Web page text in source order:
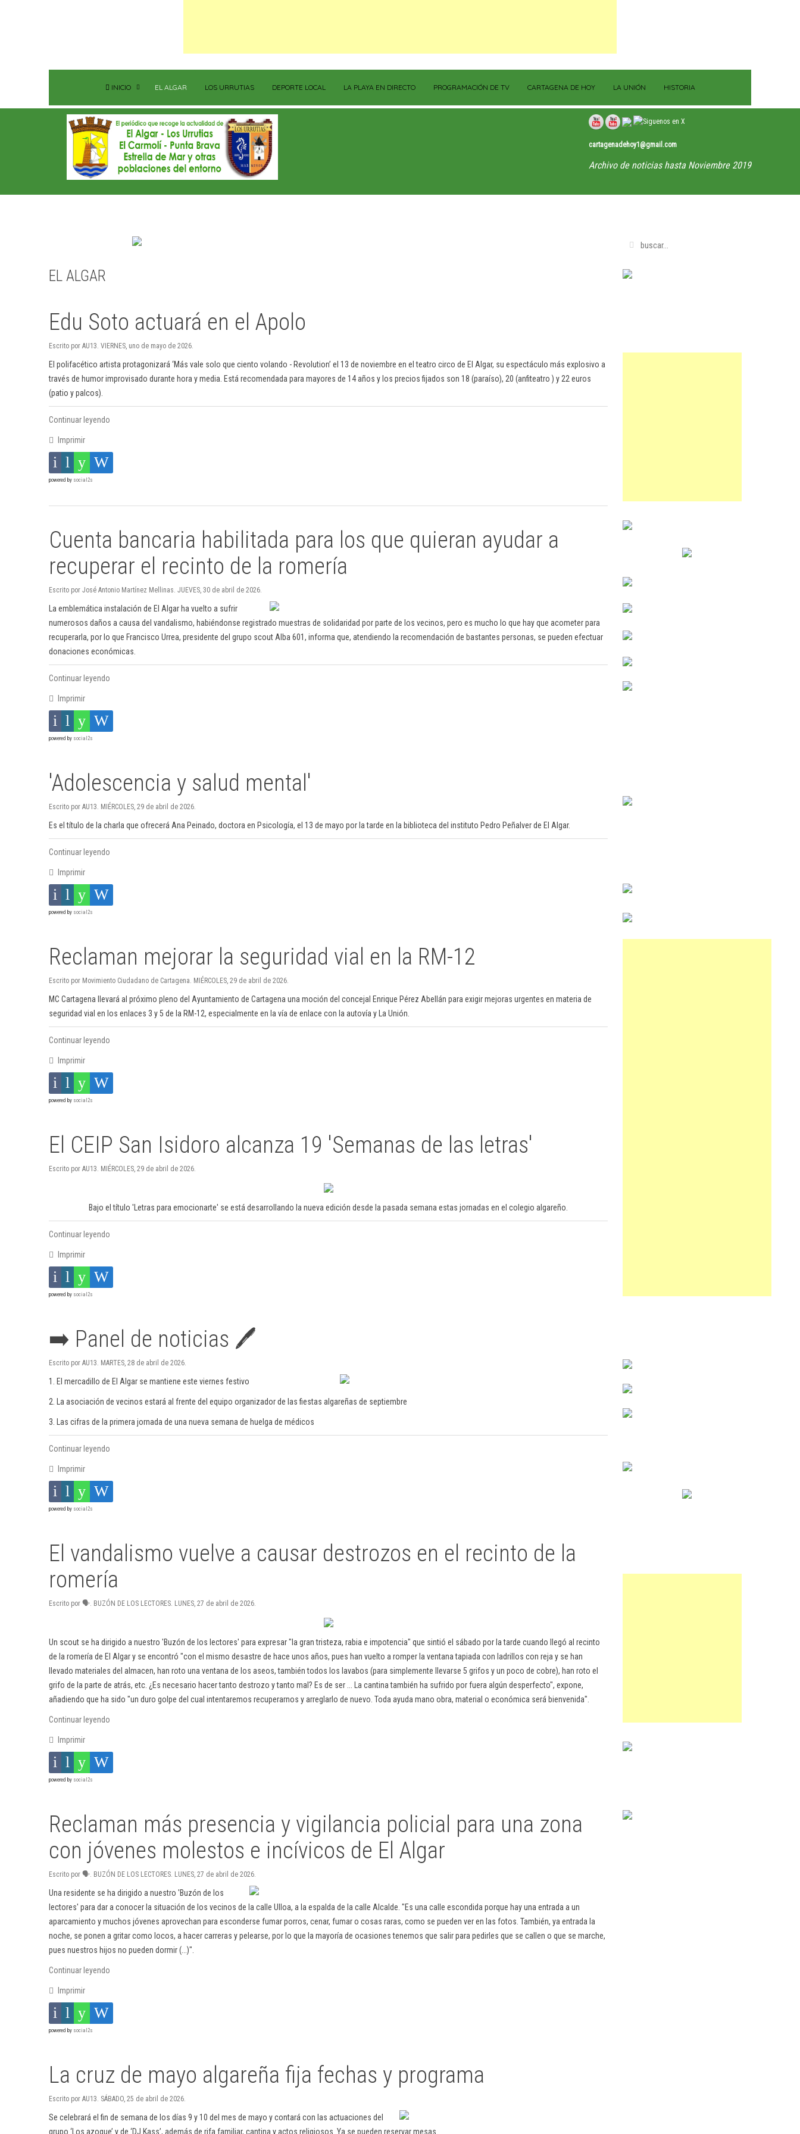
INICIO EL ALGAR LOS URRUTIAS DEPORTE LOCAL LA PLAYA EN DIRECTO PROGRAMACIÓN DE TV CARTAGENA DE HOY LA UNIÓN HISTORIA
cartagenadehoy1@gmail.com
Archivo de noticias hasta Noviembre 2019
EL ALGAR
Edu Soto actuará en el Apolo
Escrito por AU13. VIERNES, uno de mayo de 2026.
El polifacético artista protagonizará ‘Más vale solo que ciento volando - Revolution’ el 13 de noviembre en el teatro circo de El Algar, su espectáculo más explosivo a
través de humor improvisado durante hora y media. Está recomendada para mayores de 14 años y los precios fijados son 18 (paraíso), 20 (anfiteatro ) y 22 euros
(patio y palcos).
Continuar leyendo
Imprimir
powered by social2s
Cuenta bancaria habilitada para los que quieran ayudar a
recuperar el recinto de la romería
Escrito por José Antonio Martínez Mellinas. JUEVES, 30 de abril de 2026.
La emblemática instalación de El Algar ha vuelto a sufrir
numerosos daños a causa del vandalismo, habiéndonse registrado muestras de solidaridad por parte de los vecinos, pero es mucho lo que hay que acometer para
recuperarla, por lo que Francisco Urrea, presidente del grupo scout Alba 601, informa que, atendiendo la recomendación de bastantes personas, se pueden efectuar
donaciones económicas.
Continuar leyendo
Imprimir
powered by social2s
'Adolescencia y salud mental'
Escrito por AU13. MIÉRCOLES, 29 de abril de 2026.
Es el título de la charla que ofrecerá Ana Peinado, doctora en Psicología, el 13 de mayo por la tarde en la biblioteca del instituto Pedro Peñalver de El Algar.
Continuar leyendo
Imprimir
powered by social2s
Reclaman mejorar la seguridad vial en la RM-12
Escrito por Movimiento Ciudadano de Cartagena. MIÉRCOLES, 29 de abril de 2026.
MC Cartagena llevará al próximo pleno del Ayuntamiento de Cartagena una moción del concejal Enrique Pérez Abellán para exigir mejoras urgentes en materia de
seguridad vial en los enlaces 3 y 5 de la RM-12, especialmente en la vía de enlace con la autovía y La Unión.
Continuar leyendo
Imprimir
powered by social2s
El CEIP San Isidoro alcanza 19 'Semanas de las letras'
Escrito por AU13. MIÉRCOLES, 29 de abril de 2026.
Bajo el título 'Letras para emocionarte' se está desarrollando la nueva edición desde la pasada semana estas jornadas en el colegio algareño.
Continuar leyendo
Imprimir
powered by social2s
➡️ Panel de noticias 🖊
Escrito por AU13. MARTES, 28 de abril de 2026.
1. El mercadillo de El Algar se mantiene este viernes festivo
2. La asociación de vecinos estará al frente del equipo organizador de las fiestas algareñas de septiembre
3. Las cifras de la primera jornada de una nueva semana de huelga de médicos
Continuar leyendo
Imprimir
powered by social2s
El vandalismo vuelve a causar destrozos en el recinto de la
romería
Escrito por 🗣. BUZÓN DE LOS LECTORES. LUNES, 27 de abril de 2026.
Un scout se ha dirigido a nuestro 'Buzón de los lectores' para expresar "la gran tristeza, rabia e impotencia" que sintió el sábado por la tarde cuando llegó al recinto
de la romería de El Algar y se encontró "con el mismo desastre de hace unos años, pues han vuelto a romper la ventana tapiada con ladrillos con reja y se han
llevado materiales del almacen, han roto una ventana de los aseos, también todos los lavabos (para simplemente llevarse 5 grifos y un poco de cobre), han roto el
grifo de la parte de atrás, etc. ¿Es necesario hacer tanto destrozo y tanto mal? Es de ser ... La cantina también ha sufrido por fuera algún desperfecto", expone,
añadiendo que ha sido "un duro golpe del cual intentaremos recuperarnos y arreglarlo de nuevo. Toda ayuda mano obra, material o económica será bienvenida".
Continuar leyendo
Imprimir
powered by social2s
Reclaman más presencia y vigilancia policial para una zona
con jóvenes molestos e incívicos de El Algar
Escrito por 🗣. BUZÓN DE LOS LECTORES. LUNES, 27 de abril de 2026.
Una residente se ha dirigido a nuestro 'Buzón de los
lectores' para dar a conocer la situación de los vecinos de la calle Ulloa, a la espalda de la calle Alcalde. "Es una calle escondida porque hay una entrada a un
aparcamiento y muchos jóvenes aprovechan para esconderse fumar porros, cenar, fumar o cosas raras, como se pueden ver en las fotos. También, ya entrada la
noche, se ponen a gritar como locos, a hacer carreras y pelearse, por lo que la mayoría de ocasiones tenemos que salir para pedirles que se callen o que se marche,
pues nuestros hijos no pueden dormir (...)".
Continuar leyendo
Imprimir
powered by social2s
La cruz de mayo algareña fija fechas y programa
Escrito por AU13. SÁBADO, 25 de abril de 2026.
Se celebrará el fin de semana de los días 9 y 10 del mes de mayo y contará con las actuaciones del
grupo ‘Los azogue’ y de ‘DJ Kass’, además de rifa familiar, cantina y actos religiosos. Ya se pueden reservar mesas.